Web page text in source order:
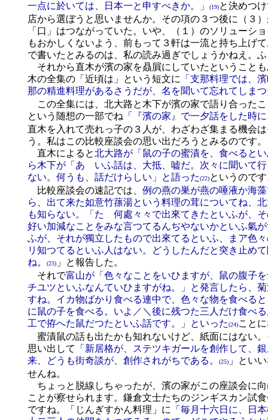
一点に於いては、日本一と申すべきか。」
(19)と決めつ
店から選ぼうと思いませんか。その項の３つ後に（３
「口」はつながっていた。いや、（１）のソリューシ
もおかしくないよう、前もって３軒は一流と持ち上げ
で書いたとみるのは、私の読み過ぎでしょうかねえ。
それから直木が濱の家を贔屓にしていたということ
木の全集の「近頃は」という短文に
「支那料理では、
那の精進料理があるさうだが、名を聞いて忘れてしま
この全集には、北大路と木下が濱の家で語り合った
という随想の一部でね 「『濱の家』で一夕話をした時
直木を入れて売れっ子の３人が、わざわざ集まる機会
う。私はこの比較座談会の思い出だろうとみるのです。
直木によると北大路が「鼠の子の蜜漬を、食べると
ら木下が「あゝいふ話は、大抵、嘘だ。次々に聞いて
ない。何うも、話だけらしい」と語った(22)というので
比較座談会の速記では、 例の燕の巣が燕の唾液か海
ら、出て来た如意竹蓀湯という料理の茸についてね、
も知らない。「たゞ何處々々で出來てきたといふが、
好い加減なことをみな言つてるんぢやないかといふ氣
ふが、それが獨立したもので出來てるといふ、まア色
リ知つてるといふ人はない。どうしたんだと突き止め
ね。
(23) 」と報告した。
それで富山が「色々なことをいひますが、鼠の腹子
チユツといふなんていひますがね。」と発言したら、
すね。イカ物ばかり食べる連中で、色々な物を食べる
に鼠の子を食べる。いよ／＼後に残つた三人だけ食べ
工で拵へた鼠だつたといふ話です。」といった(24)こと
蜜漬鼠の話も出たかも知れないけど、紙面にはない
思い出して
「新居格が、ステツキガールを創作して、
来、どうも街奇談が、創作されがちである。
(25) 」とい
せんね。
ちょっと脱線しちゃったが、濱の家がこの座談会に
ことが察せられます。鎌倉文士たちのジンギスカン試
ですね。「じんぎすかん料理」に
「毎月十六日に、日